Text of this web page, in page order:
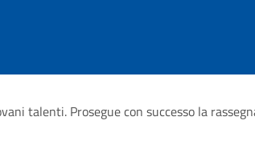
talenti. Prosegue con successo la